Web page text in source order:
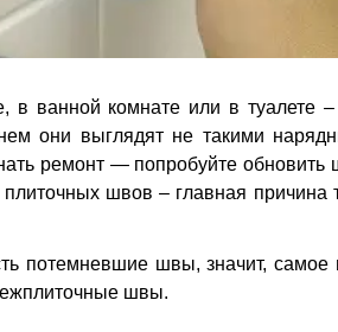
в ванной комнате или в туалете
они выглядят не такими
ремонт — попробуйте
швов – главная причина
потемневшие швы, значит, самое
швы.